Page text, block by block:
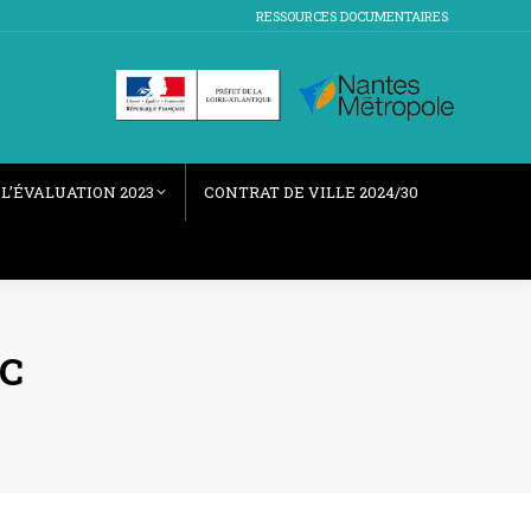
RESSOURCES DOCUMENTAIRES
L’ÉVALUATION 2023 CONTRAT DE VILLE 2024/30